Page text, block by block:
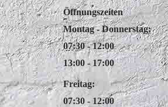
Öffnungszeiten
Montag - Donnerstag:
07:30 - 12:00
13:00 - 17:00
Freitag:
07:30 - 12:00